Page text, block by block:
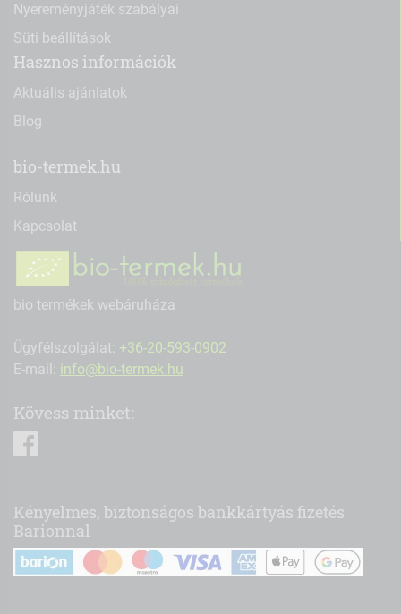
Nyereményjáték szabályai
Süti beállítások
Hasznos információk
Aktuális ajánlatok
Blog
bio-termek.hu
Rólunk
Kapcsolat
bio termékek webáruháza
Ügyfélszolgálat: +36-20-593-0902
E-mail: info@bio-termek.hu
Kövess minket:
Kényelmes, biztonságos bankkártyás fizetés
Barionnal